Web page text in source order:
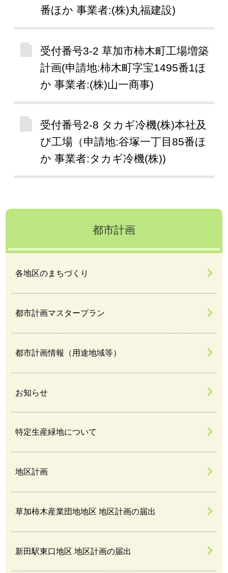
番ほか 事業者:(株)丸福建設)
受付番号3-2 草加市柿木町工場増築
計画(申請地:柿木町字宝1495番1ほ
か 事業者:(株)山一商事)
受付番号2-8 タカギ冷機(株)本社及
び工場（申請地:谷塚一丁目85番ほ
か 事業者:タカギ冷機(株))
都市計画
各地区のまちづくり
都市計画マスタープラン
都市計画情報（用途地域等）
お知らせ
特定生産緑地について
地区計画
草加柿木産業団地地区 地区計画の届出
新田駅東口地区 地区計画の届出